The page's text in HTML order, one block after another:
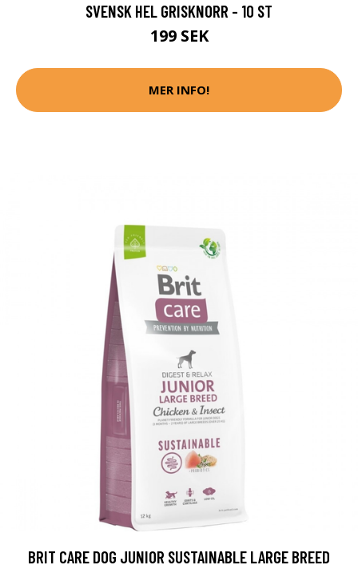
SVENSK HEL GRISKNORR - 10 ST
199 SEK
MER INFO!
BRIT CARE DOG JUNIOR SUSTAINABLE LARGE BREED